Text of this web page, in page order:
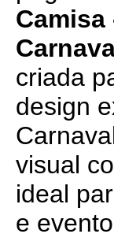
Camisa
criada
design
visual
ideal
e